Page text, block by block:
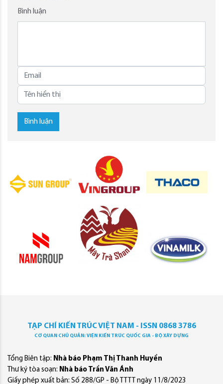
Bình luận
Bình luận
TẠP CHÍ KIẾN TRÚC VIỆT NAM - ISSN 0868 3786
CƠ QUAN CHỦ QUẢN: VIỆN KIẾN TRÚC QUỐC GIA - BỘ XÂY DỰNG
Tổng Biên tập: Nhà báo Phạm Thị Thanh Huyền
Thư ký tòa soạn: Nhà báo Trần Văn Ánh
Giấy phép xuất bản: Số 288/GP - Bộ TTTT ngày 11/8/2023